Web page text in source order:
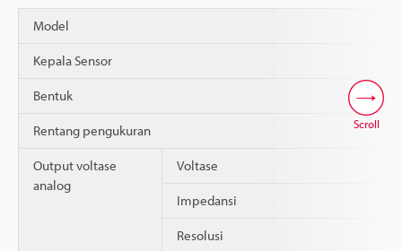
Model
Kepala Sensor
Bentuk
Rentang pengukuran
Output voltase
analog
Voltase
Impedansi
Resolusi
Scroll